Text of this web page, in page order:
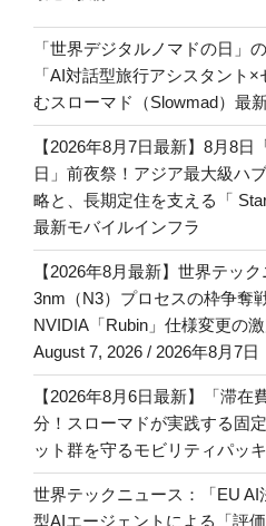
「世界デジタルノマドの日」
「AI対話型旅行アシスタント
むスローマド（Slowmad）最
【2026年8月7日最新】8月8
日」前夜祭！アジア最大級ハ
略と、長期定住を支える「
最新モバイルインフラ
【2026年8月最新】世界テッ
3nm（N3）プロセスの枠争奪
NVIDIA「Rubin」仕様変更の
August 7, 2026 / 2026年8月7日
【2026年8月6日最新】「滞
分！スローマドが実践する固
ット群を守るモビリティパッ
世界テックニュース：「EU
型AIエージェントによる「評